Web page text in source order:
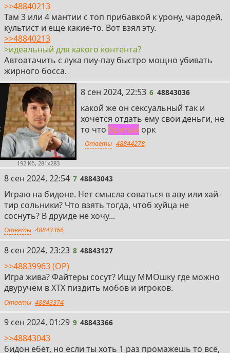
>>48840213
Там 3 или 4 мантии с топ прибавкой к урону, чародей,
культист и еще какие-то. Вот взял эту.
>>48840213
>идеальный для какого контента?
Автоатачить с лука пиу-пау быстро мощно убивать
жирного босса.
192 Кб, 281x283
6
8 сен 2024, 22:53 6 48843036
какой же он сексуальный так и
хочется отдать ему свои деньги, не
то что бpитый орк
Ответы 48844278
7
8 сен 2024, 22:54 7 48843043
Играю на бидоне. Нет смысла соваться в аву или хай-
тир сольники? Что взять тогда, чтоб хуйца не
соснуть? В друиде не хочу...
Ответы 48843366
8
8 сен 2024, 23:23 8 48843127
>>48839963 (OP)
Игра жива? Файтеры сосут? Ищу ММОшку где можно
двуручем в ХТХ пиздить мобов и игроков.
Ответы 48843374
9
9 сен 2024, 01:29 9 48843366
>>48843043
бидон ебëт, но если ты хоть 1 раз промажешь то всë,